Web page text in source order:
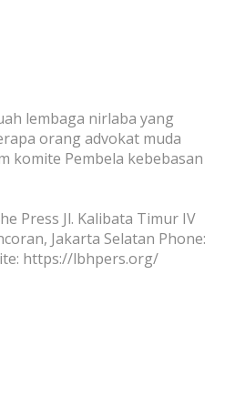
lembaga nirlaba yang
orang advokat muda
komite Pembela kebebasan
Press Jl. Kalibata Timur IV
Jakarta Selatan Phone:
https://lbhpers.org/